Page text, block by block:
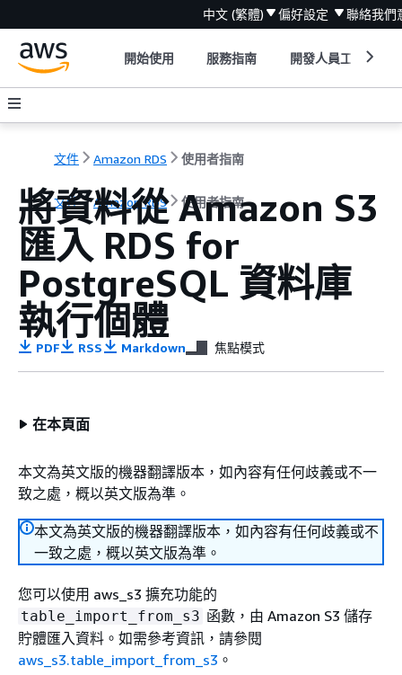
中文 (繁體) 偏好設定 聯絡我們
開始使用 服務指南 開發人員工具
文件 Amazon RDS 使用者指南
文件 Amazon RDS 使用者指南
將資料從 Amazon S3
匯入 RDS for
PostgreSQL 資料庫
執行個體
PDF RSS Markdown 焦點模式
在本頁面
本文為英文版的機器翻譯版本，如內容有任何歧義或不一
致之處，概以英文版為準。
本文為英文版的機器翻譯版本，如內容有任何歧義或不
一致之處，概以英文版為準。
您可以使用 aws_s3 擴充功能的
table_import_from_s3 函數，由 Amazon S3 儲存
貯體匯入資料。如需參考資訊，請參閱
aws_s3.table_import_from_s3 。